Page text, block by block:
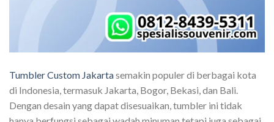
Tumbler Custom Jakartasemakin populer di berbagai kota
di Indonesia, termasuk Jakarta, Bogor, Bekasi, dan Bali.
Dengan desain yang dapat disesuaikan, tumbler ini tidak